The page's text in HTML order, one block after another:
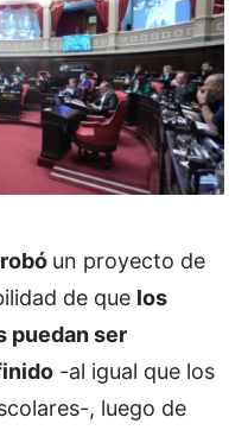
un proyecto de
de que los
puedan ser
-al igual que los
, luego de